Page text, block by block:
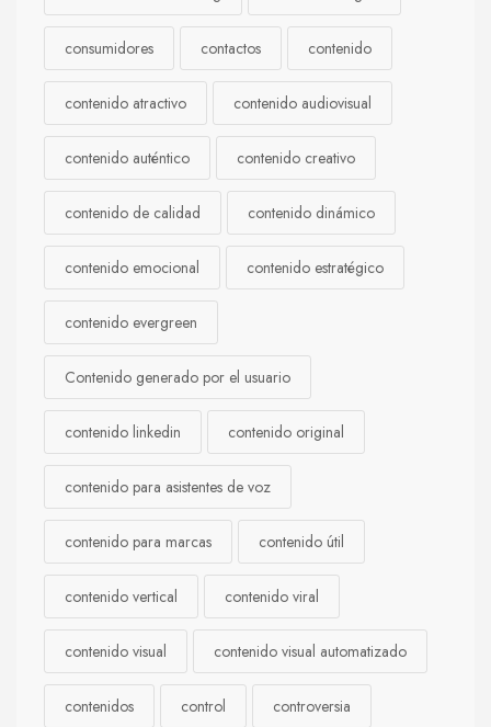
consumidores contactos contenido
contenido atractivo contenido audiovisual
contenido auténtico contenido creativo
contenido de calidad contenido dinámico
contenido emocional contenido estratégico
contenido evergreen
Contenido generado por el usuario
contenido linkedin contenido original
contenido para asistentes de voz
contenido para marcas contenido útil
contenido vertical contenido viral
contenido visual contenido visual automatizado
contenidos control controversia